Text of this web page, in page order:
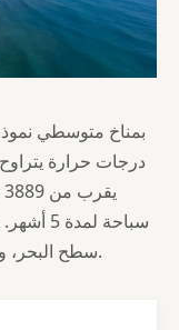
سطح البحر، ويوفر مناخًا لطيفًا ومشرقًا على مدار العام.